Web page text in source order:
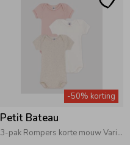
-50% korting
Petit Bateau
3-pak Rompers korte mouw Variante 1